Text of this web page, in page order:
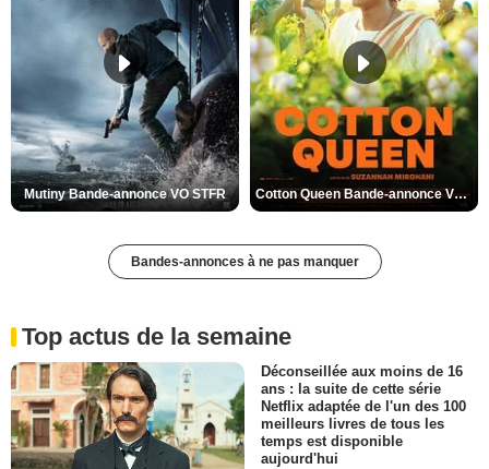
Mutiny Bande-annonce VO STFR Cotton Queen Bande-annonce VO STFR
Bandes-annonces à ne pas manquer
Top actus de la semaine
Déconseillée aux moins de 16
ans : la suite de cette série
Netflix adaptée de l'un des 100
meilleurs livres de tous les
temps est disponible
aujourd'hui